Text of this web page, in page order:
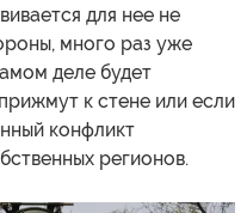
для нее не
много раз уже
деле будет
к стене или если
конфликт
регионов.